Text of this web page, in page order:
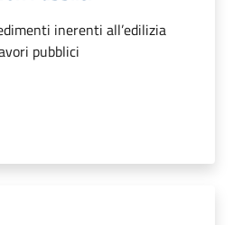
inerenti all’edilizia
pubblici